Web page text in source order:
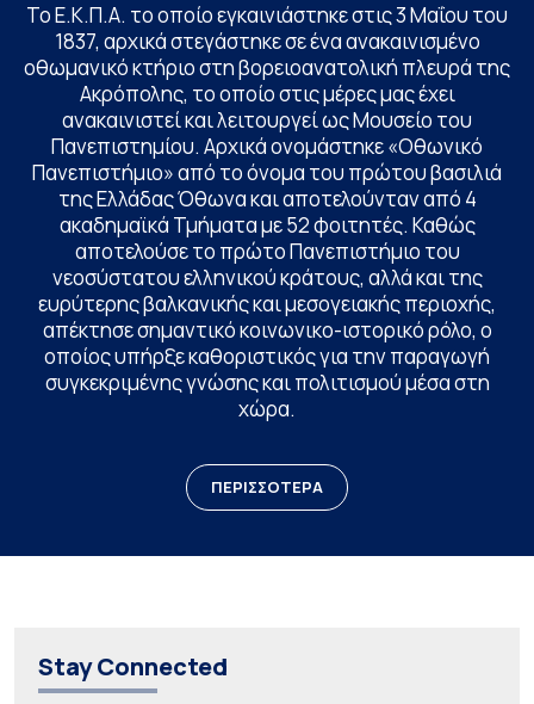
Το Ε.Κ.Π.Α. το οποίο εγκαινιάστηκε στις 3 Μαΐου του
1837, αρχικά στεγάστηκε σε ένα ανακαινισμένο
οθωμανικό κτήριο στη βορειοανατολική πλευρά της
Ακρόπολης, το οποίο στις μέρες μας έχει
ανακαινιστεί και λειτουργεί ως Μουσείο του
Πανεπιστημίου. Αρχικά ονομάστηκε «Οθωνικό
Πανεπιστήμιο» από το όνομα του πρώτου βασιλιά
της Ελλάδας Όθωνα και αποτελούνταν από 4
ακαδημαϊκά Τμήματα με 52 φοιτητές. Καθώς
αποτελούσε το πρώτο Πανεπιστήμιο του
νεοσύστατου ελληνικού κράτους, αλλά και της
ευρύτερης βαλκανικής και μεσογειακής περιοχής,
απέκτησε σημαντικό κοινωνικο-ιστορικό ρόλο, ο
οποίος υπήρξε καθοριστικός για την παραγωγή
συγκεκριμένης γνώσης και πολιτισμού μέσα στη
χώρα.
ΠΕΡΙΣΣΟΤΕΡΑ
Stay Connected